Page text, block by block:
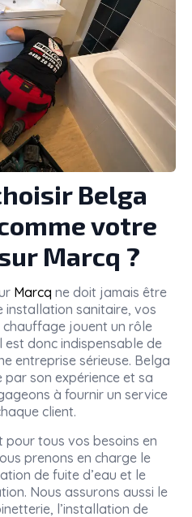
Belga
votre
Marcq ?
Marcq ne doit jamais être
installation sanitaire, vos
jouent un rôle
est donc indispensable de
entreprise sérieuse. Belga
par son expérience et sa
à fournir un service
client.
tous vos besoins en
prenons en charge le
de fuite d’eau et le
Nous assurons aussi le
l’installation de